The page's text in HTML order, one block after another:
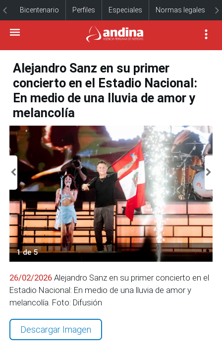
Bicentenario Perfiles Especiales Normas legales
Alejandro Sanz en su primer
concierto en el Estadio Nacional:
En medio de una lluvia de amor y
melancolía
1 de 5
26/02/2026 Alejandro Sanz en su primer concierto en el
Estadio Nacional: En medio de una lluvia de amor y
melancolía. Foto: Difusión
Descargar Imagen